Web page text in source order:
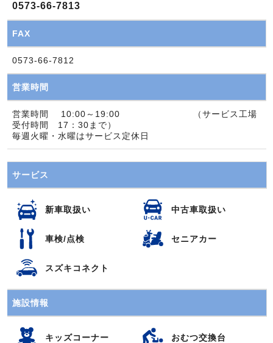
0573-66-7813
FAX
0573-66-7812
営業時間
営業時間 10:00～19:00 （サービス工場
受付時間 17：30まで）
毎週火曜・水曜はサービス定休日
サービス
新車取扱い 中古車取扱い
車検/点検 セニアカー
スズキコネクト
施設情報
キッズコーナー おむつ交換台